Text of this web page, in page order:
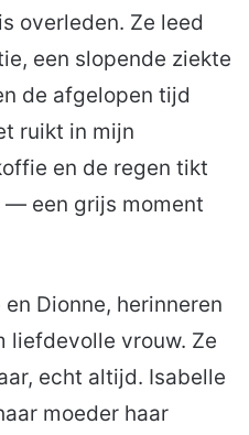
overleden. Ze leed
een slopende ziekte
de afgelopen tijd
ruikt in mijn
en de regen tikt
een grijs moment
Dionne, herinneren
liefdevolle vrouw. Ze
echt altijd. Isabelle
moeder haar